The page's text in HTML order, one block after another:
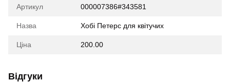
Артикул 000007386#343581
Назва Хобі Петерс для квітучих
Ціна 200.00
Відгуки